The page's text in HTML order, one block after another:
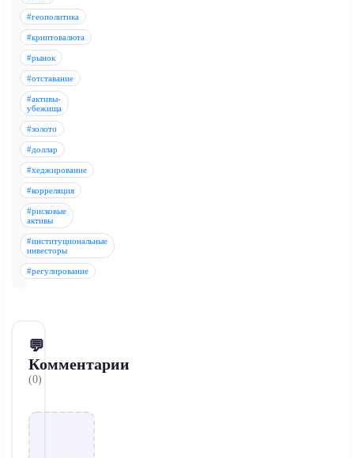
#геополитика
#криптовалюта
#рынок
#отставание
#активы-
убежища
#золото
#доллар
#хеджирование
#корреляция
#рисковые
активы
#институциональные
инвесторы
#регулирование
💬
Комментарии
(0)